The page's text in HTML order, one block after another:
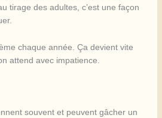
tirage des adultes, c’est une façon
chaque année. Ça devient vite
attend avec impatience.
souvent et peuvent gâcher un